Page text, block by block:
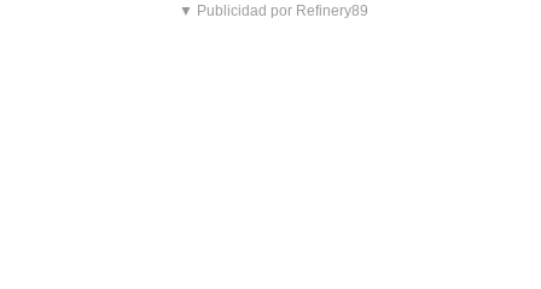
▼ Publicidad por Refinery89